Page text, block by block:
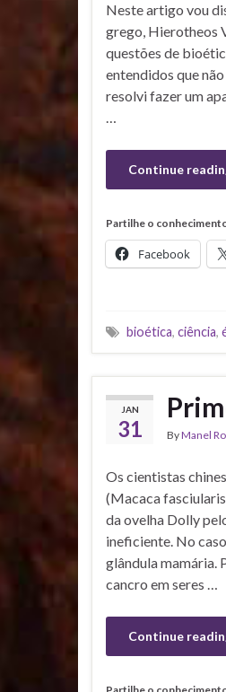
Neste artigo vou
grego, Hierotheos
questões de
entendidos que
resolvi fazer um
…
Continue
Partilhe o
Facebook
bioética, ciência,
JAN
31 ByManel
Os cientistas
(Macaca
da ovelha Dolly
ineficiente. No
glândula mamária.
cancro em seres …
Continue